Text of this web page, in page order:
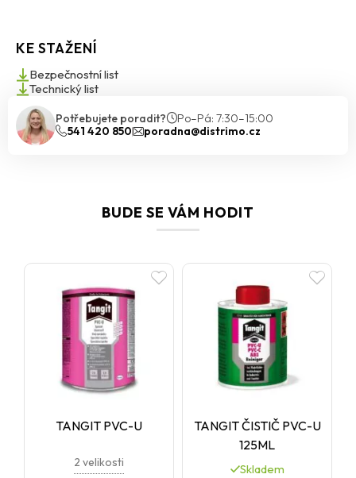
KE STAŽENÍ
Bezpečnostní list
Technický list
Potřebujete poradit?
Po–Pá: 7:30–15:00
541 420 850
poradna@distrimo.cz
BUDE SE VÁM HODIT
TANGIT PVC-U
2 velikosti
TANGIT ČISTIČ PVC-U
125ML
Skladem